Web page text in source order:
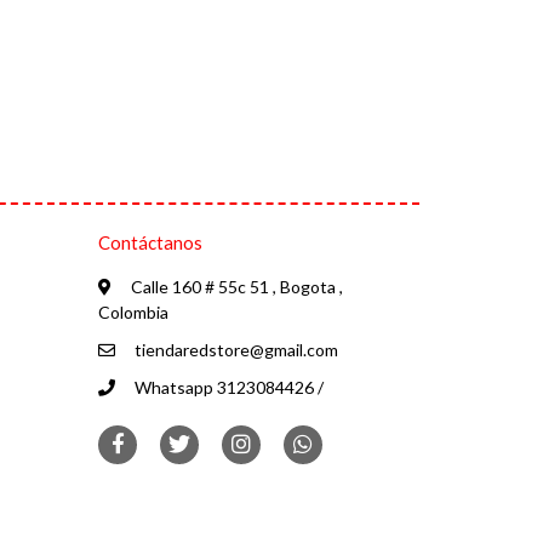
Contáctanos
Calle 160 # 55c 51 , Bogota ,
Colombia
tiendaredstore@gmail.com
Whatsapp 3123084426 /